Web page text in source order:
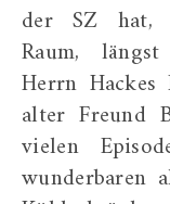
der SZ hat,
Raum,
Herrn
alter Freund
vielen
wunderbaren